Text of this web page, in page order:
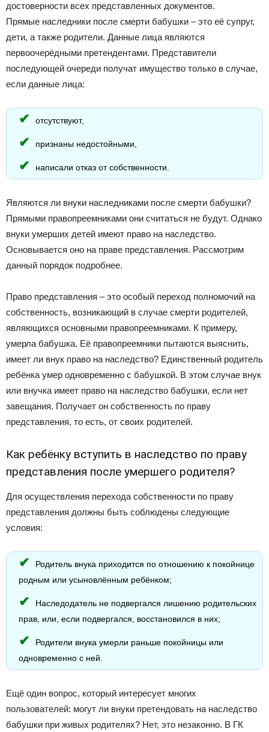
достоверности всех представленных документов.
Прямые наследники после смерти бабушки – это её супруг,
дети, а также родители. Данные лица являются
первоочерёдными претендентами. Представители
последующей очереди получат имущество только в случае,
если данные лица:
отсутствуют,
признаны недостойными,
написали отказ от собственности.
Являются ли внуки наследниками после смерти бабушки?
Прямыми правопреемниками они считаться не будут. Однако
внуки умерших детей имеют право на наследство.
Основывается оно на праве представления. Рассмотрим
данный порядок подробнее.
Право представления – это особый переход полномочий на
собственность, возникающий в случае смерти родителей,
являющихся основными правопреемниками. К примеру,
умерла бабушка. Её правопреемники пытаются выяснить,
имеет ли внук право на наследство? Единственный родитель
ребёнка умер одновременно с бабушкой. В этом случае внук
или внучка имеет право на наследство бабушки, если нет
завещания. Получает он собственность по праву
представления, то есть, от своих родителей.
Как ребёнку вступить в наследство по праву
представления после умершего родителя?
Для осуществления перехода собственности по праву
представления должны быть соблюдены следующие
условия:
Родитель внука приходится по отношению к покойнице
родным или усыновлённым ребёнком;
Наследодатель не подвергался лишению родительских
прав, или, если подвергался, восстановился в них;
Родители внука умерли раньше покойницы или
одновременно с ней.
Ещё один вопрос, который интересует многих
пользователей: могут ли внуки претендовать на наследство
бабушки при живых родителях? Нет, это незаконно. В ГК